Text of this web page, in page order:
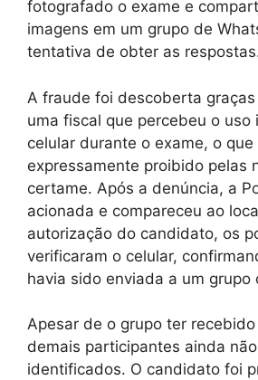
fotografado o exame e
imagens em um grupo de
tentativa de obter as
A fraude foi descoberta
uma fiscal que percebeu o uso
celular durante o exame, o que
expressamente proibido pelas
certame. Após a denúncia, a
acionada e compareceu ao
autorização do candidato, os
verificaram o celular,
havia sido enviada a um grupo
Apesar de o grupo ter
demais participantes ainda
identificados. O candidato foi